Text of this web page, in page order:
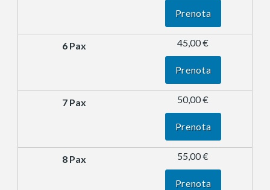
Prenota
45,00 €
Prenota
50,00 €
Prenota
55,00 €
Prenota